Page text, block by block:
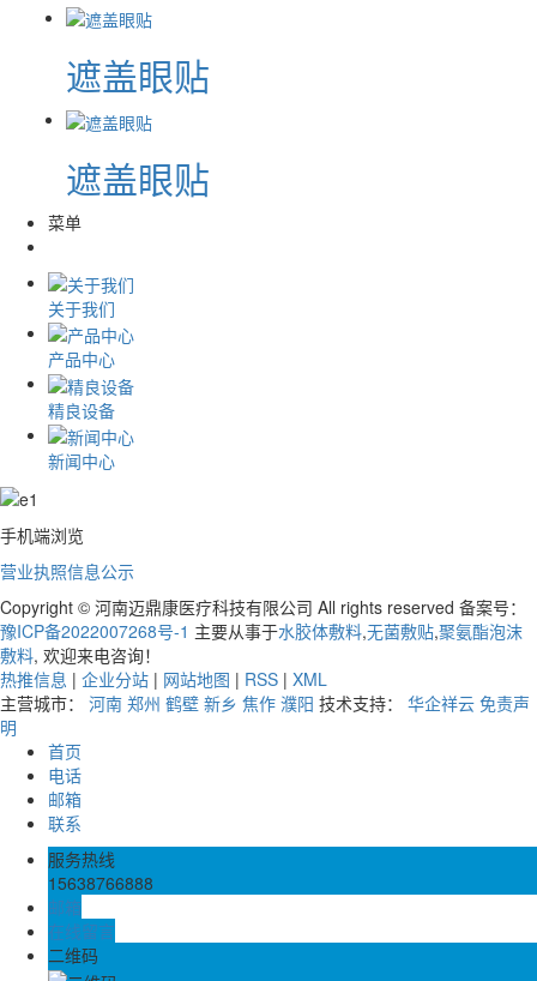
遮盖眼贴
遮盖眼贴
菜单
关于我们
产品中心
精良设备
新闻中心
手机端浏览
营业执照信息公示
Copyright © 河南迈鼎康医疗科技有限公司 All rights reserved 备案号：
豫ICP备2022007268号-1 主要从事于水胶体敷料,无菌敷贴,聚氨酯泡沫
敷料, 欢迎来电咨询！
热推信息 | 企业分站 | 网站地图 | RSS | XML
主营城市： 河南 郑州 鹤壁 新乡 焦作 濮阳 技术支持： 华企祥云 免责声
明
首页
电话
邮箱
联系
服务热线
15638766888
邮箱
在线留言
二维码